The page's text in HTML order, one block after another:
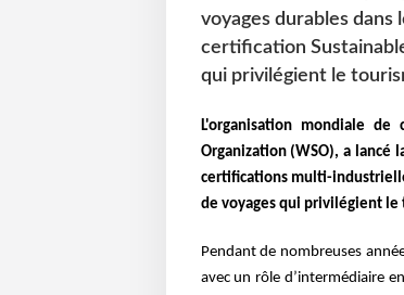
voyages durables
certification
qui privilégient le
L'organisation mondiale
Organization (WSO), a lancé
certifications multi-
de voyages qui privilégient le
Pendant de nombreuses
avec un rôle d’intermédiaire